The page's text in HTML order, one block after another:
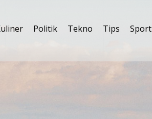
Politik Tekno Tips Sport